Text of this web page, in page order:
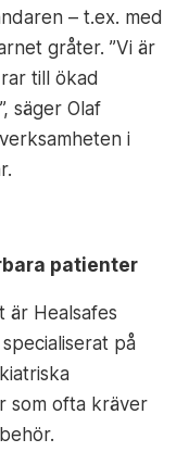
– t.ex. med
gråter. ”Vi är
till ökad
säger Olaf
i
patienter
är Healsafes
på
som ofta kräver